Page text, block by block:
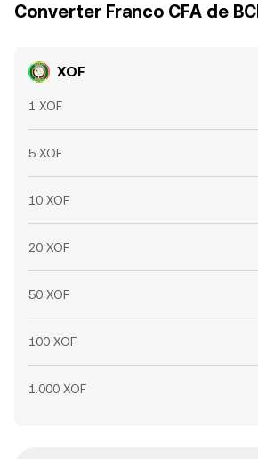
Converter Franco CFA de
XOF
1 XOF
5 XOF
10 XOF
20 XOF
50 XOF
100 XOF
1.000 XOF